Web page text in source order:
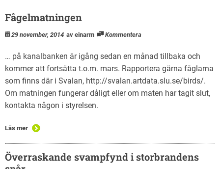
Fågelmatningen
29 november, 2014 av einarm Kommentera
… på kanalbanken är igång sedan en månad tillbaka och
kommer att fortsätta t.o.m. mars. Rapportera gärna fåglarna
som finns där i Svalan, http://svalan.artdata.slu.se/birds/.
Om matningen fungerar dåligt eller om maten har tagit slut,
kontakta någon i styrelsen.
Läs mer
Överraskande svampfynd i storbrandens